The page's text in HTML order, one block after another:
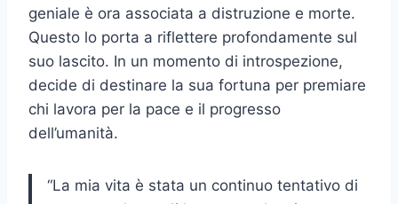
geniale è ora associata a distruzione e morte.
Questo lo porta a riflettere profondamente sul
suo lascito. In un momento di introspezione,
decide di destinare la sua fortuna per premiare
chi lavora per la pace e il progresso
dell’umanità.
“La mia vita è stata un continuo tentativo di